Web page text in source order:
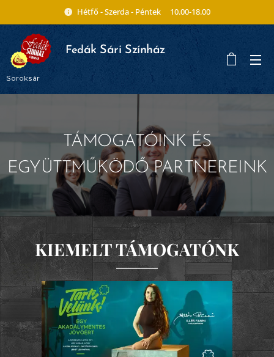
Hétfő - Szerda - Péntek 10.00-18.00
Fedák Sári Színház
Soroksár
TÁMOGATÓINK ÉS
EGYÜTTMŰKÖDŐ PARTNEREINK
KIEMELT TÁMOGATÓNK